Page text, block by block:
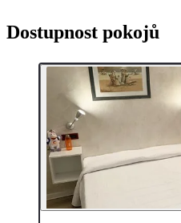
Dostupnost pokojů